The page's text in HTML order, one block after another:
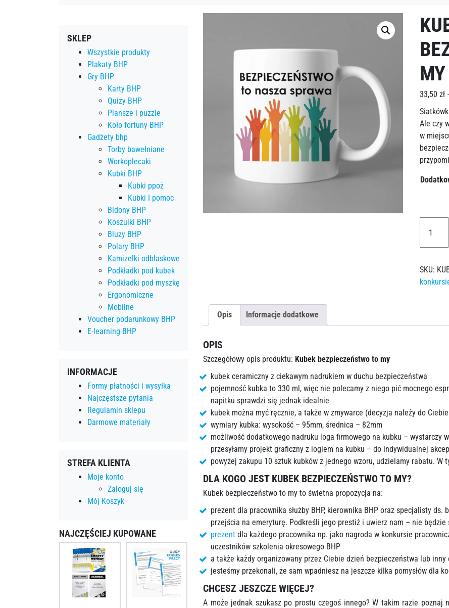
SKLEP
Wszystkie produkty
Plakaty BHP
Gry BHP
Karty BHP
Quizy BHP
Plansze i puzzle
Koło fortuny BHP
Gadżety bhp
Torby bawełniane
Workoplecaki
Kubki BHP
Kubki ppoż
Kubki I pomoc
Bidony BHP
Koszulki BHP
Bluzy BHP
Polary BHP
Kamizelki odblaskowe
Podkładki pod kubek
Podkładki pod myszkę
Ergonomiczne
Mobilne
Voucher podarunkowy BHP
E-learning BHP
INFORMACJE
Formy płatności i wysyłka
Najczęstsze pytania
Regulamin sklepu
Darmowe materiały
STREFA KLIENTA
Moje konto
Zaloguj się
Mój Koszyk
NAJCZĘŚCIEJ KUPOWANE
MY
33,50 zł
Ale czy
w
SKU:
Opis Informacje dodatkowe
OPIS
Szczegółowy opis produktu: Kubek bezpieczeństwo to my
kubek ceramiczny z ciekawym nadrukiem w duchu bezpieczeństwa
pojemność kubka to 330 ml, więc nie polecamy z niego pić mocnego
napitku sprawdzi się jednak idealnie
kubek można myć ręcznie, a także w zmywarce (decyzja należy do
wymiary kubka: wysokość – 95mm, średnica – 82mm
możliwość dodatkowego nadruku loga firmowego na kubku – wystarczy
przesyłamy projekt graficzny z logiem na kubku – do indywidualnej
powyżej zakupu 10 sztuk kubków z jednego wzoru, udzielamy rabatu. W
DLA KOGO JEST KUBEK BEZPIECZEŃSTWO TO MY?
Kubek bezpieczeństwo to my to świetna propozycja na:
prezent dla pracownika służby BHP, kierownika BHP oraz specjalisty
przejścia na emeryturę. Podkreśli jego prestiż i uwierz nam – nie będzie
prezent dla każdego pracownika np. jako nagroda w konkursie
uczestników szkolenia okresowego BHP
a także każdy organizowany przez Ciebie dzień bezpieczeństwa lub
jesteśmy przekonali, że sam wpadniesz na jeszcze kilka pomysłów dla
CHCESZ JESZCZE WIĘCEJ?
A może jednak szukasz po prostu czegoś innego? W takim razie poznaj